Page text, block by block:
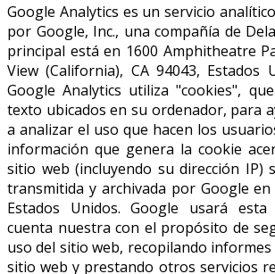
Google Analytics es un servicio
por Google, Inc., una compañía de
principal está en 1600 Amphitheatre
View (California), CA 94043, Estados
Google Analytics utiliza "cookies",
texto ubicados en su ordenador, para
a analizar el uso que hacen los
información que genera la cookie
sitio web (incluyendo su dirección IP)
transmitida y archivada por Google
Estados Unidos. Google usará
cuenta nuestra con el propósito de
uso del sitio web, recopilando informes
sitio web y prestando otros servicios